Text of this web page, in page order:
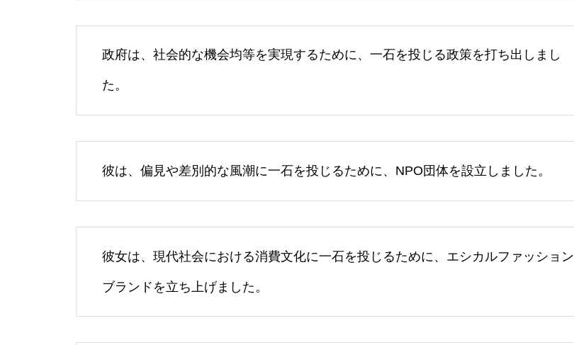
政府は、社会的な機会均等を実現するために、一石を投じる政策を打ち出しまし
た。
彼は、偏見や差別的な風潮に一石を投じるために、NPO団体を設立しました。
彼女は、現代社会における消費文化に一石を投じるために、エシカルファッション
ブランドを立ち上げました。